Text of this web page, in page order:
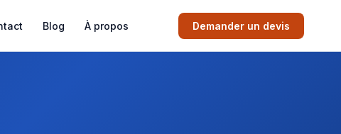
Blog À propos Demander un devis